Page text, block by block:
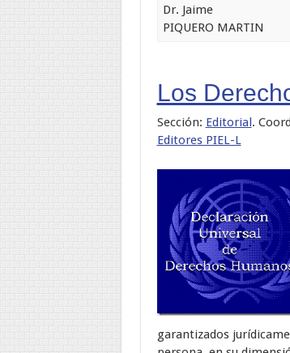
Dr. Jaime
PIQUERO MARTIN
Los
Sección: Editorial.
Editores PIEL-L
garantizados